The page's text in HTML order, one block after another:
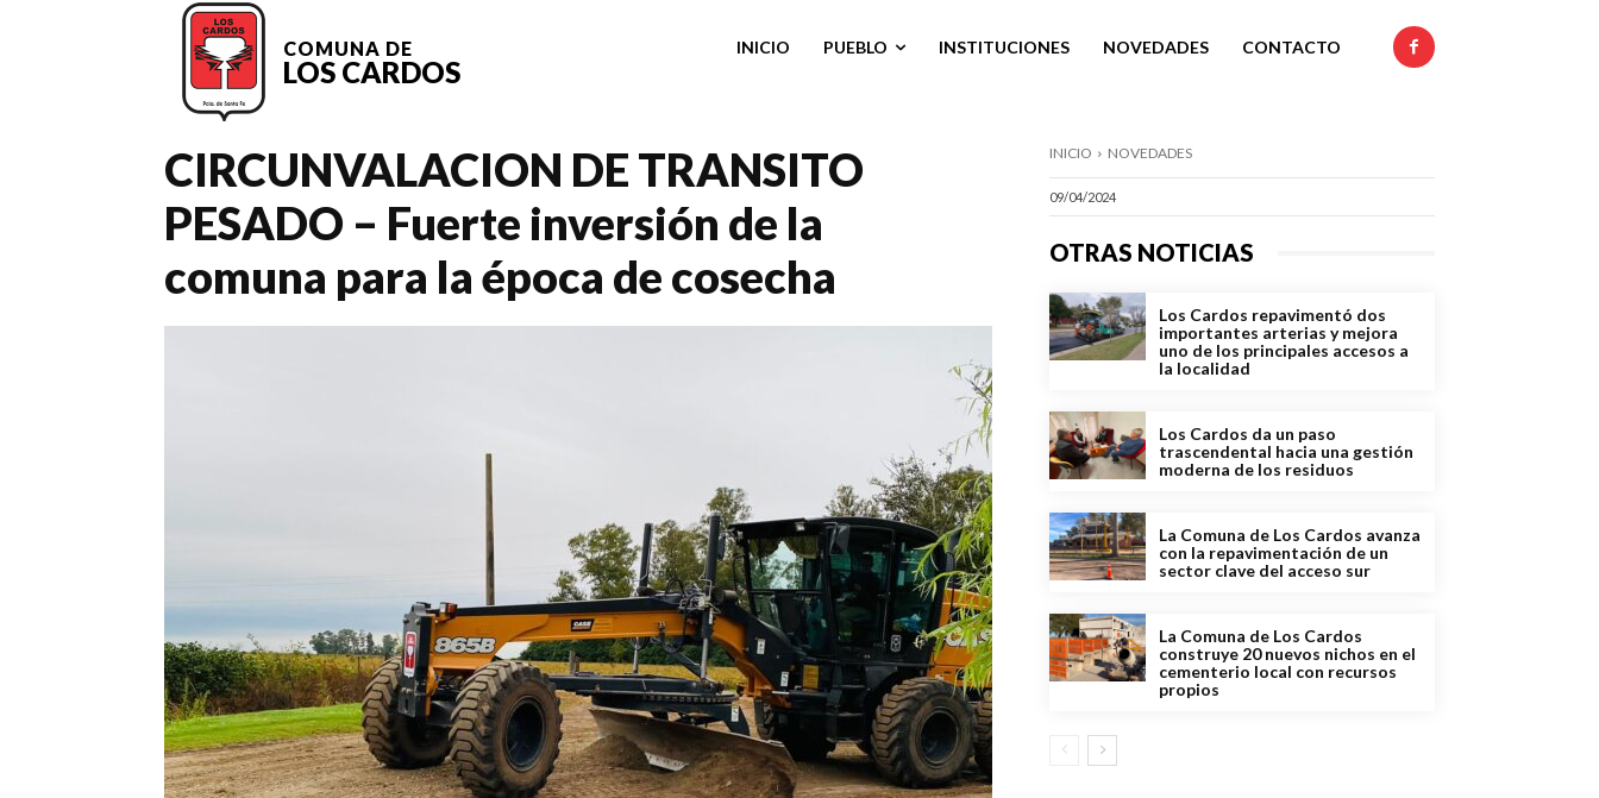
COMUNA DE
LOS CARDOS
INICIO PUEBLO INSTITUCIONES NOVEDADES CONTACTO
CIRCUNVALACION DE TRANSITO
PESADO – Fuerte inversión de la
comuna para la época de cosecha
INICIO NOVEDADES
09/04/2024
OTRAS NOTICIAS
Los Cardos repavimentó dos
importantes arterias y mejora
uno de los principales accesos a
la localidad
Los Cardos da un paso
trascendental hacia una gestión
moderna de los residuos
La Comuna de Los Cardos avanza
con la repavimentación de un
sector clave del acceso sur
La Comuna de Los Cardos
construye 20 nuevos nichos en el
cementerio local con recursos
propios